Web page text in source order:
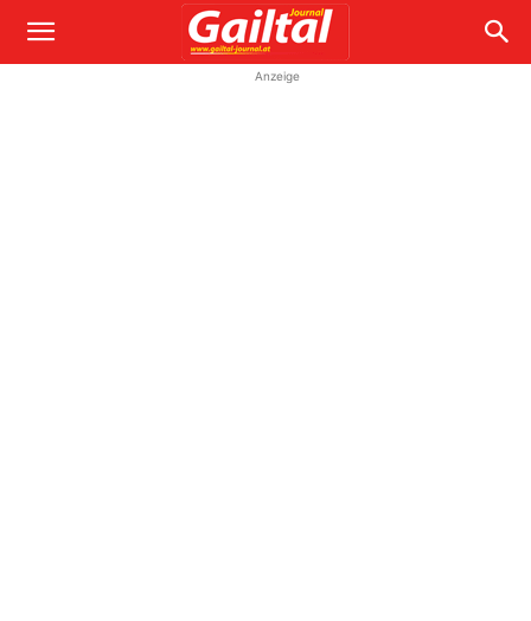
Anzeige